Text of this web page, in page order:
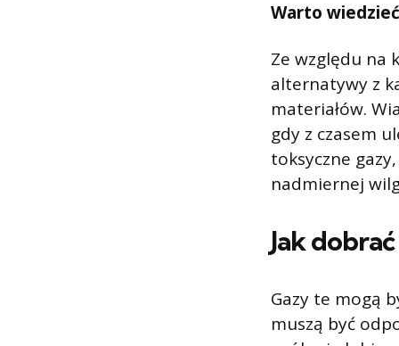
Warto
Ze względu na
alternatywy z
materiałów.
gdy z czasem
toksyczne
nadmiernej
Jak
Gazy te mogą
muszą być